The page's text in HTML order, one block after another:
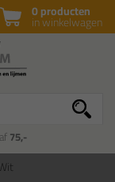
0 producten
in winkelwagen
75,-